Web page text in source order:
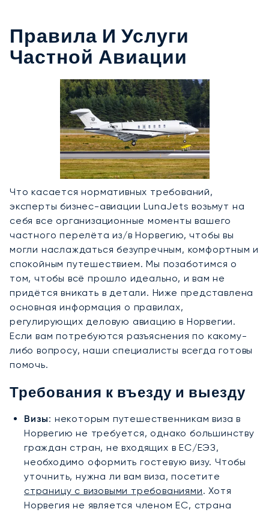
Правила И Услуги
Частной Авиации
Что касается нормативных требований,
эксперты бизнес-авиации LunaJets возьмут на
себя все организационные моменты вашего
частного перелёта из/в Норвегию, чтобы вы
могли наслаждаться безупречным, комфортным и
спокойным путешествием. Мы позаботимся о
том, чтобы всё прошло идеально, и вам не
придётся вникать в детали. Ниже представлена
основная информация о правилах,
регулирующих деловую авиацию в Норвегии.
Если вам потребуются разъяснения по какому-
либо вопросу, наши специалисты всегда готовы
помочь.
Требования к въезду и выезду
Визы: некоторым путешественникам виза в
Норвегию не требуется, однако большинству
граждан стран, не входящих в ЕС/ЕЭЗ,
необходимо оформить гостевую визу. Чтобы
уточнить, нужна ли вам виза, посетите
страницу с визовыми требованиями. Хотя
Норвегия не является членом ЕС, страна